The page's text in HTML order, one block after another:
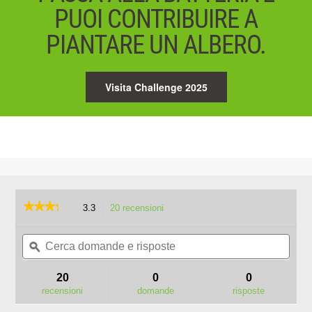
PUOI CONTRIBUIRE A
PIANTARE UN ALBERO.
Visita Challenge 2025
★★★★★
★★★★★
5
recensioni
3.3 20 recensioni
alla
pagina
delle
Cerca
domande
e
ϙ
e
20
recensioni
0
domande
0
risposte